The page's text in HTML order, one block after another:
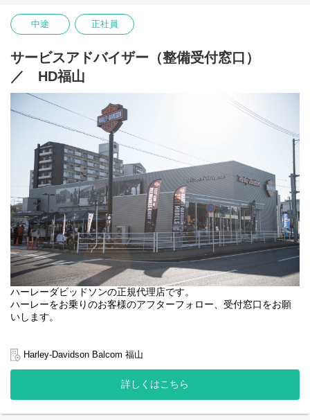
＼未経験者OK／
バイクのこと・業務内容は少しずつ覚えていきましょう。
バルコムグループは
東京杉並・岡山・福山・広島・山口・北九州・福岡・熊本に
バイクの店舗を展開しております。
グループ内のお客様もツーリングでご来店されることもありま
近くのおいしいランチやツーリングスポットなど尋ねられること
バイク好き！な方はツーリングを企画して一緒にツーリングする
ことも
できます！
中途 正社員
サービスアドバイザー（整備受付窓口）
／ HD福山
ハーレーダビッドソンの正規代理店です。
ハーレーをお乗りのお客様のアフターフォロー、受付窓口をお願
いします。
・お客様からの整備・カスタムなどの受付
・整備見積書作成・ご提案
・作業依頼書の作成（工場への作業伝達）
・納車時のお客様へのご説明
・現金出納・領収書発行
Harley-Davidson Balcom 福山
詳しくはこちら